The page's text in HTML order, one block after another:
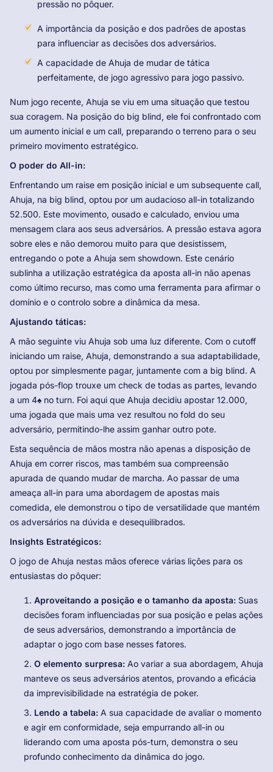
pressão no pôquer.
A importância da posição e dos padrões de apostas
para influenciar as decisões dos adversários.
A capacidade de Ahuja de mudar de tática
perfeitamente, de jogo agressivo para jogo passivo.
Num jogo recente, Ahuja se viu em uma situação que testou
sua coragem. Na posição do big blind, ele foi confrontado com
um aumento inicial e um call, preparando o terreno para o seu
primeiro movimento estratégico.
O poder do All-in:
Enfrentando um raise em posição inicial e um subsequente call,
Ahuja, na big blind, optou por um audacioso all-in totalizando
52.500. Este movimento, ousado e calculado, enviou uma
mensagem clara aos seus adversários. A pressão estava agora
sobre eles e não demorou muito para que desistissem,
entregando o pote a Ahuja sem showdown. Este cenário
sublinha a utilização estratégica da aposta all-in não apenas
como último recurso, mas como uma ferramenta para afirmar o
domínio e o controlo sobre a dinâmica da mesa.
Ajustando táticas:
A mão seguinte viu Ahuja sob uma luz diferente. Com o cutoff
iniciando um raise, Ahuja, demonstrando a sua adaptabilidade,
optou por simplesmente pagar, juntamente com a big blind. A
jogada pós-flop trouxe um check de todas as partes, levando
a um 4♠ no turn. Foi aqui que Ahuja decidiu apostar 12.000,
uma jogada que mais uma vez resultou no fold do seu
adversário, permitindo-lhe assim ganhar outro pote.
Esta sequência de mãos mostra não apenas a disposição de
Ahuja em correr riscos, mas também sua compreensão
apurada de quando mudar de marcha. Ao passar de uma
ameaça all-in para uma abordagem de apostas mais
comedida, ele demonstrou o tipo de versatilidade que mantém
os adversários na dúvida e desequilibrados.
Insights Estratégicos:
O jogo de Ahuja nestas mãos oferece várias lições para os
entusiastas do pôquer:
Aproveitando a posição e o tamanho da aposta:Suas
decisões foram influenciadas por sua posição e pelas ações
de seus adversários, demonstrando a importância de
adaptar o jogo com base nesses fatores.
O elemento surpresa:Ao variar a sua abordagem, Ahuja
manteve os seus adversários atentos, provando a eficácia
da imprevisibilidade na estratégia de poker.
Lendo a tabela:A sua capacidade de avaliar o momento
e agir em conformidade, seja empurrando all-in ou
liderando com uma aposta pós-turn, demonstra o seu
profundo conhecimento da dinâmica do jogo.